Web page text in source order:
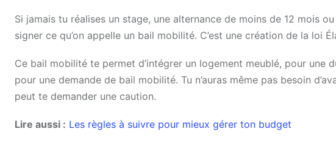
Si jamais tu réalises un stage, une alternance de moins de 12 mois
signer ce qu’on appelle un bail mobilité. C’est une création de la loi
Ce bail mobilité te permet d’intégrer un logement meublé, pour une
pour une demande de bail mobilité. Tu n’auras même pas besoin
peut te demander une caution.
Lire aussi : Les règles à suivre pour mieux gérer ton budget